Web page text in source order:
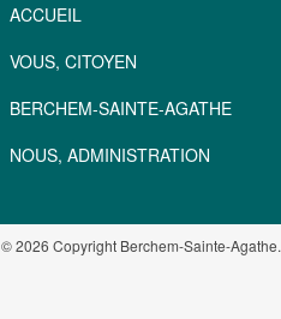
ACCUEIL
VOUS, CITOYEN
BERCHEM-SAINTE-AGATHE
NOUS, ADMINISTRATION
© 2026 Copyright Berchem-Sainte-Agathe.